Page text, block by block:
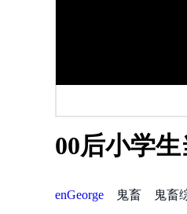
00后小学
enGeorge 鬼畜 鬼畜